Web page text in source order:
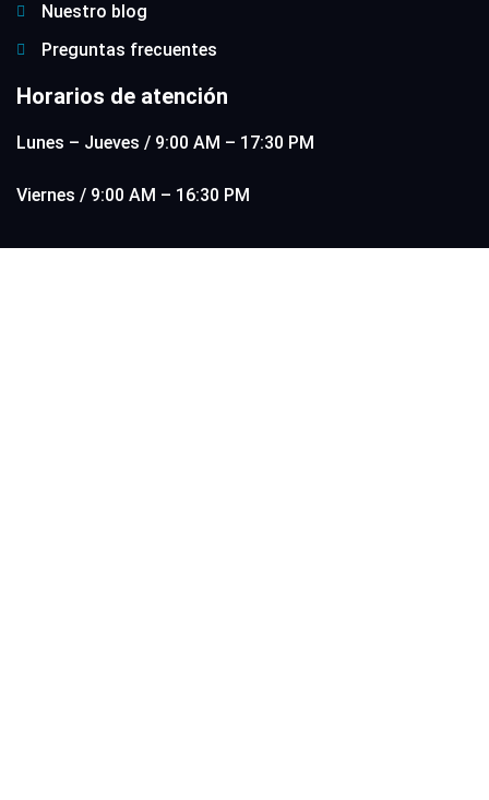
Nuestro blog
Preguntas frecuentes
Horarios de atención
Lunes – Jueves / 9:00 AM – 17:30 PM
Viernes / 9:00 AM – 16:30 PM